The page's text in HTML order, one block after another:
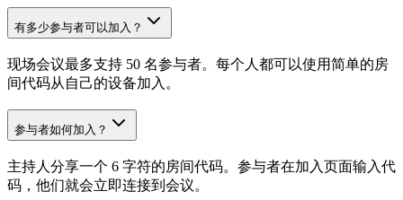
有多少参与者可以加入？
现场会议最多支持 50 名参与者。每个人都可以使用简单的房
间代码从自己的设备加入。
参与者如何加入？
主持人分享一个 6 字符的房间代码。参与者在加入页面输入代
码，他们就会立即连接到会议。